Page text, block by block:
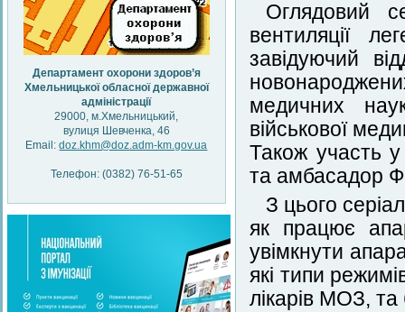
Департамент охорони здоров’я
Хмельницької обласної державної
адміністрації
29000, м.Хмельницький,
вулиця Шевченка, 46
Email:doz.khm@doz.adm-km.gov.ua
Телефон: (0382) 76-51-65
Оглядовий
вентиляції
завідуючий
медичних
військової
Також участь у
та амбасадор
З цього
як працює
увімкнути
які типи
лікарів МОЗ, та